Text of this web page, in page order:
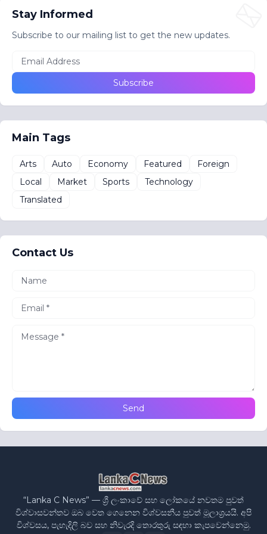
Stay Informed
Subscribe to our mailing list to get the new updates.
Main Tags
Arts Auto Economy Featured
Foreign
Local
Market Sports
Technology
Translated
Contact Us
“Lanka C News” — ශ්‍රී ලංකාවේ සහ ලෝකයේ නවතම පුවත්
විශ්වාසවන්තව ඔබ වෙත ගෙනෙන විශ්වසනීය පුවත් මූලාශ්‍රයයි. අපි
විශ්වසය, පැහැදිලි බව සහ නිවැරදි තොරතුරු සඳහා කැපවෙන්නෙමු.